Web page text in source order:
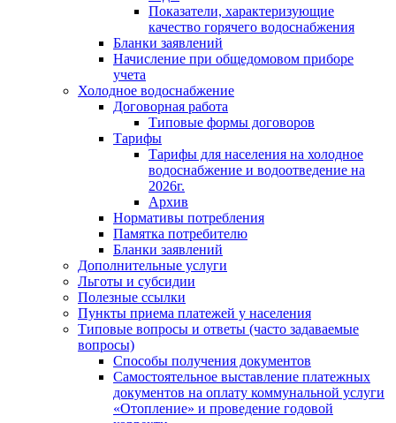
Показатели, характеризующие
качество горячего водоснабжения
Бланки заявлений
Начисление при общедомовом приборе
учета
Холодное водоснабжение
Договорная работа
Типовые формы договоров
Тарифы
Тарифы для населения на холодное
водоснабжение и водоотведение на
2026г.
Архив
Нормативы потребления
Памятка потребителю
Бланки заявлений
Дополнительные услуги
Льготы и субсидии
Полезные ссылки
Пункты приема платежей у населения
Типовые вопросы и ответы (часто задаваемые
вопросы)
Способы получения документов
Самостоятельное выставление платежных
документов на оплату коммунальной услуги
«Отопление» и проведение годовой